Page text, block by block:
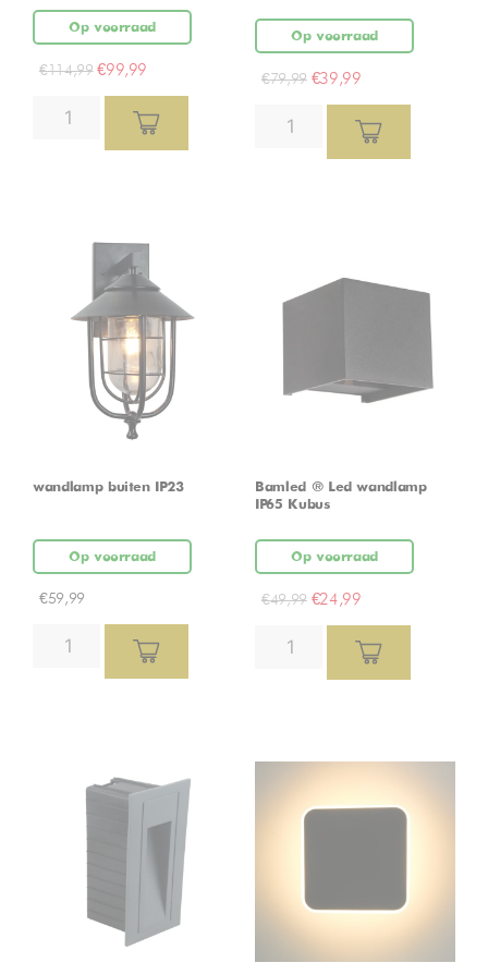
Op voorraad
€114,99 €99,99
Op voorraad
€79,99 €39,99
wandlamp buiten IP23
Op voorraad
€59,99
Bamled ® Led wandlamp
IP65 Kubus
Op voorraad
€49,99 €24,99